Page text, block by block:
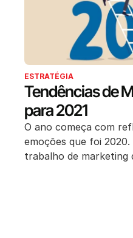
ESTRATÉGIA
Tendências de
para 2021
O ano começa com
emoções que foi
trabalho de marketing